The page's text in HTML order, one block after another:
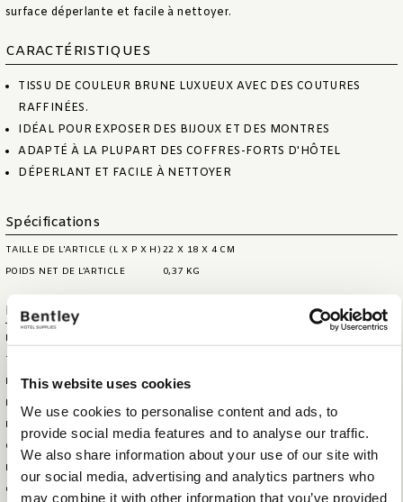
This website uses cookies
We use cookies to personalise content and ads, to
provide social media features and to analyse our traffic.
We also share information about your use of our site with
our social media, advertising and analytics partners who
may combine it with other information that you’ve provided
surface déperlante et facile à nettoyer.
CARACTÉRISTIQUES
TISSU DE COULEUR BRUNE LUXUEUX AVEC DES COUTURES
RAFFINÉES.
IDÉAL POUR EXPOSER DES BIJOUX ET DES MONTRES
ADAPTÉ À LA PLUPART DES COFFRES-FORTS D'HÔTEL
DÉPERLANT ET FACILE À NETTOYER
Spécifications
TAILLE DE L'ARTICLE (L X P X H) 22 X 18 X 4 CM
POIDS NET DE L’ARTICLE
0,37 KG
Information logistique
HS CODE
TAILLE DE LA BOÎTE
EXTÉRIEURE (LXLXH)
POIDS DE LA BOÎTE EXTÉRIEURE
POIDS BRUT DE L'ARTICLE
QUANTITÉ TOTALE DANS LA
BOÎTE EXTÉRIEURE
QUANTITÉ TOTALE PAR